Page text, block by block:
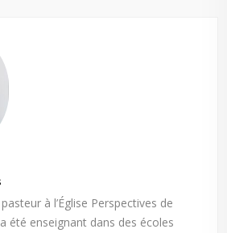
à l’Église Perspectives de
été enseignant dans des écoles